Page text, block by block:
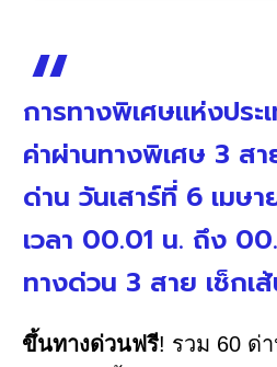
การทางพิเศษแห่งประ
ค่าผ่านทางพิเศษ 3 ส
ด่าน วันเสาร์ที่ 6 เมษ
เวลา 00.01 น. ถึง
ทางด่วน 3 สาย เช็กเ
ขึ้นทางด่วนฟรี! รวม 60 ด่